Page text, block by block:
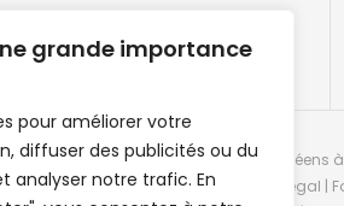
grande importance
pour améliorer votre
diffuser des publicités ou du
analyser notre trafic. En
football en Guinée | Footballeurs guinéens
de football | Mercato | Lions du Sénégal |